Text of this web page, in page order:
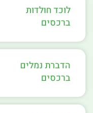
לוכד חולדות
ברכסים
הדברת נמלים
ברכסים